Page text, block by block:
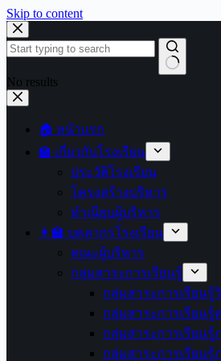
Skip to content
No results
🏠 หน้าแรก
🏫 เกี่ยวกับโรงเรียน
ประวัติโรงเรียน
โครงสร้างบริหาร
ทำเนียบผู้บริหาร
👩‍🏫 บุคลากรโรงเรียน
คณะผู้บริหาร
กลุ่มสาระการเรียนรู้
กลุ่มสาระการเรียน
กลุ่มสาระการเรียน
กลุ่มสาระการเรียนรู้
กลุ่มสาระการเรียนรู้